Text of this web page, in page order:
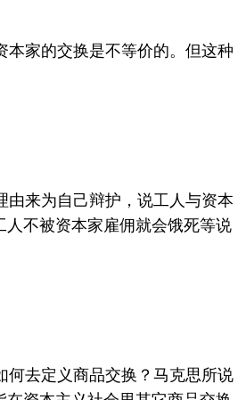
家的交换是不等价的。但这种
来为自己辩护，说工人与资本
人不被资本家雇佣就会饿死等说
去定义商品交换？马克思所说